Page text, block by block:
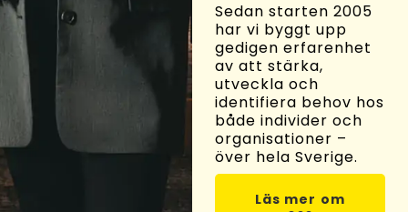
Sedan starten 2005
har vi byggt upp
gedigen erfarenhet
av att stärka,
utveckla och
identifiera behov hos
både individer och
organisationer –
över hela Sverige.
Läs mer om